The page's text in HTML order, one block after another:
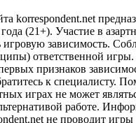
korrespondent.net
(21+). Участие в
игровую зависимость.
ответственной
признаков
к специалисту.
играх не может
работе.
не проводит